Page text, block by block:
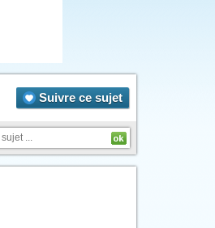
Suivre ce sujet